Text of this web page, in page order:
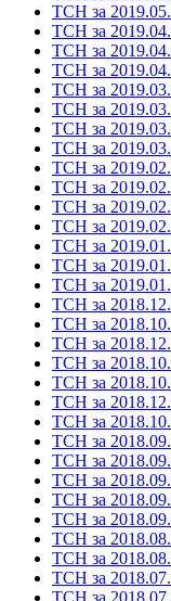
ТСН за
ТСН за
ТСН за
ТСН за
ТСН за
ТСН за
ТСН за
ТСН за
ТСН за
ТСН за
ТСН за
ТСН за
ТСН за
ТСН за
ТСН за
ТСН за
ТСН за
ТСН за
ТСН за
ТСН за
ТСН за
ТСН за
ТСН за
ТСН за
ТСН за
ТСН за
ТСН за
ТСН за
ТСН за
ТСН за
ТСН за